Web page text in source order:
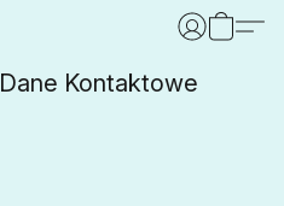
Dane Kontaktowe